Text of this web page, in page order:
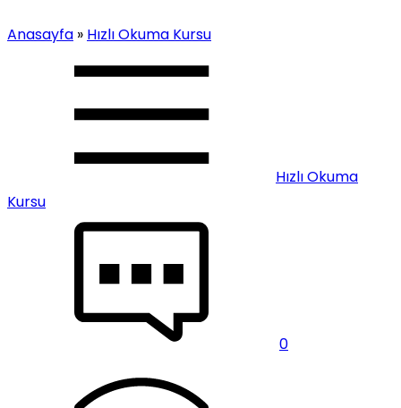
Anasayfa » Hızlı Okuma Kursu
Hızlı Okuma
Kursu
0